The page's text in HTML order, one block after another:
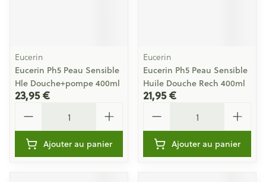
Eucerin
Eucerin Ph5 Peau Sensible
Hle Douche+pompe 400ml
23,95 €
Ajouter au panier
Eucerin
Eucerin Ph5 Peau Sensible
Huile Douche Rech 400ml
21,95 €
Ajouter au panier